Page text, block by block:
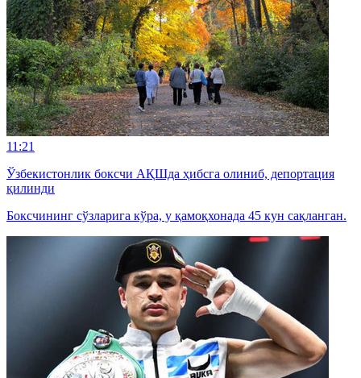
11:21
Ўзбекистонлик боксчи АҚШда ҳибсга олиниб, депортация
қилинди
Боксчининг сўзларига кўра, у қамоқхонада 45 кун сақланган.